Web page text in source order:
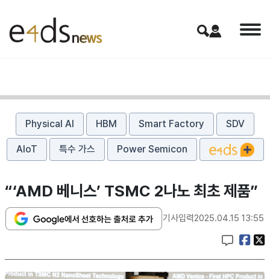
Physical AI HBM Smart Factory SDV
AIoT 특수 가스 Power Semicon
“‘AMD 베니스’ TSMC 2나노 최초 제품”
기사입력2025.04.15 13:55